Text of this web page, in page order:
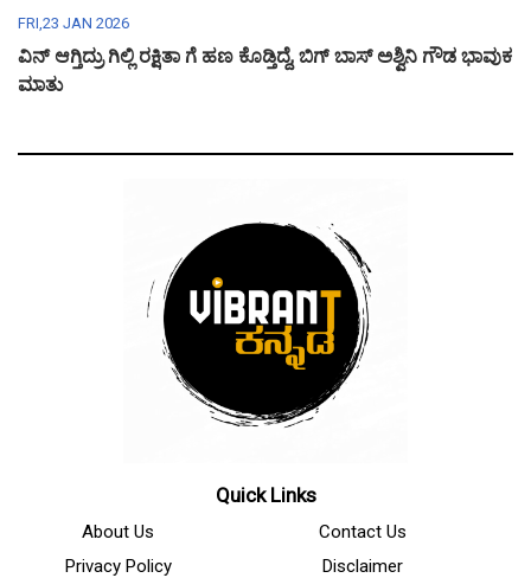
FRI,23 JAN 2026
ವಿನ್ ಆಗ್ತಿದ್ರು ಗಿಲ್ಲಿ ರಕ್ಷಿತಾ ಗೆ ಹಣ ಕೊಡ್ತಿದ್ದೆ, ಬಿಗ್ ಬಾಸ್ ಅಶ್ವಿನಿ ಗೌಡ ಭಾವುಕ
ಮಾತು
Quick Links
About Us
Contact Us
Privacy Policy
Disclaimer